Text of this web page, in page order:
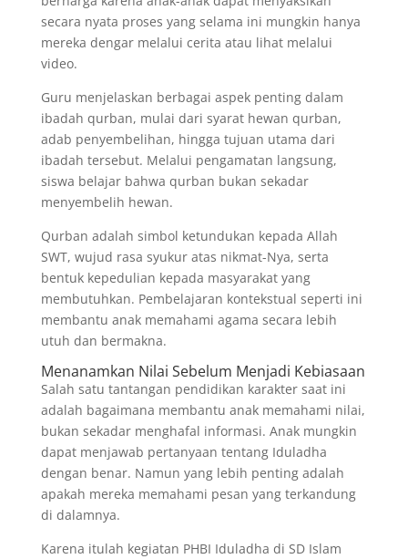
secara nyata proses yang selama ini mungkin hanya
mereka dengar melalui cerita atau lihat melalui
video.
Guru menjelaskan berbagai aspek penting dalam
ibadah qurban, mulai dari syarat hewan qurban,
adab penyembelihan, hingga tujuan utama dari
ibadah tersebut. Melalui pengamatan langsung,
siswa belajar bahwa qurban bukan sekadar
menyembelih hewan.
Qurban adalah simbol ketundukan kepada Allah
SWT, wujud rasa syukur atas nikmat-Nya, serta
bentuk kepedulian kepada masyarakat yang
membutuhkan. Pembelajaran kontekstual seperti ini
membantu anak memahami agama secara lebih
utuh dan bermakna.
Menanamkan Nilai Sebelum Menjadi Kebiasaan
Salah satu tantangan pendidikan karakter saat ini
adalah bagaimana membantu anak memahami nilai,
bukan sekadar menghafal informasi. Anak mungkin
dapat menjawab pertanyaan tentang Iduladha
dengan benar. Namun yang lebih penting adalah
apakah mereka memahami pesan yang terkandung
di dalamnya.
Karena itulah kegiatan PHBI Iduladha di SD Islam